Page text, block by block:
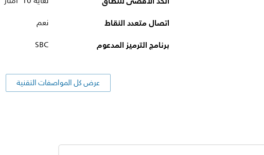
اتصال متعدد النقاط نعم
برنامج الترميز المدعوم SBC
عرض كل المواصفات التقنية